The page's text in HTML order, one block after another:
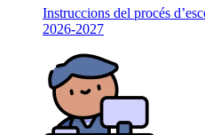
Instruccions del procés
2026-2027